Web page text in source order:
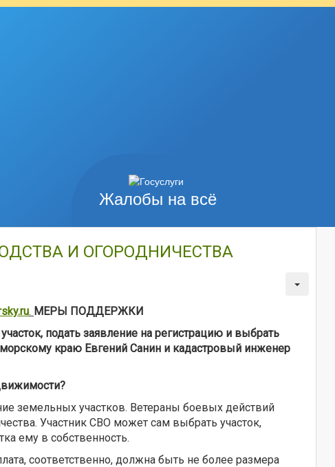
Жалобы на всё
И ОГОРОДНИЧЕСТВА
. МЕРЫ ПОДДЕРЖКИ
подать заявление на регистрацию и выбрать
краю Евгений Санин и кадастровый инженер
земельных участков. Ветераны боевых действий
Участник СВО может сам выбрать участок,
ему в собственность.
соответственно, должна быть не более размера